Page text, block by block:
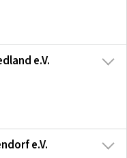
e.V.
e.V.